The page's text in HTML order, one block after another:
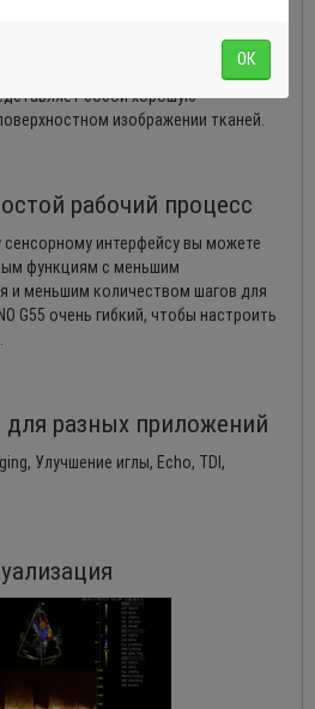
собой хорошую
изображении тканей.
рабочий процесс
интерфейсу вы можете
функциям с меньшим
и меньшим количеством шагов для
G55 очень гибкий, чтобы настроить
разных приложений
Улучшение иглы, Echo, TDI,
ОК